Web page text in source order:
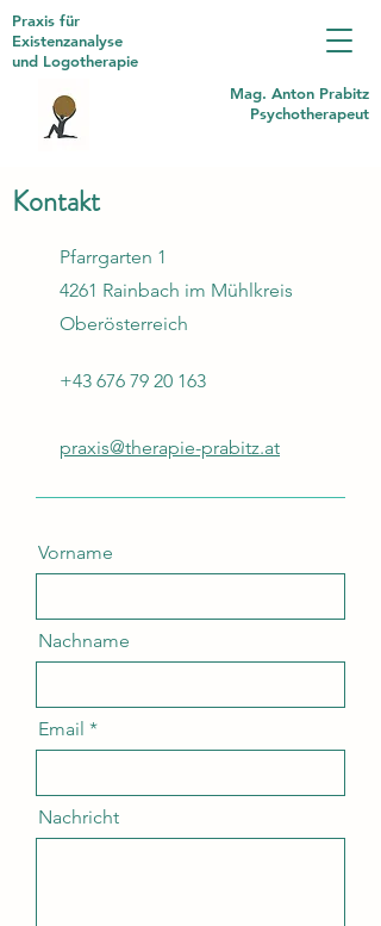
Praxis für
Existenzanalyse
und Logotherapie
Mag. Anton Prabitz
Psychotherapeut
Kontakt
Pfarrgarten 1
4261 Rainbach im Mühlkreis
Oberösterreich
+43 676 79 20 163
praxis@therapie-prabitz.at
Vorname
Nachname
Email
Nachricht